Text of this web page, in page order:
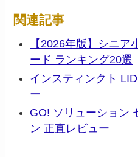
関連記事
【2026年版】シニア
ード ランキング20選
インスティンクト
ー
GO! ソリューション
ン 正直レビュー